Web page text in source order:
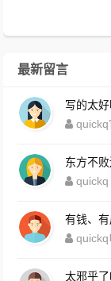
最新留言
写的太
东方不
quickq
quickq
太邪乎